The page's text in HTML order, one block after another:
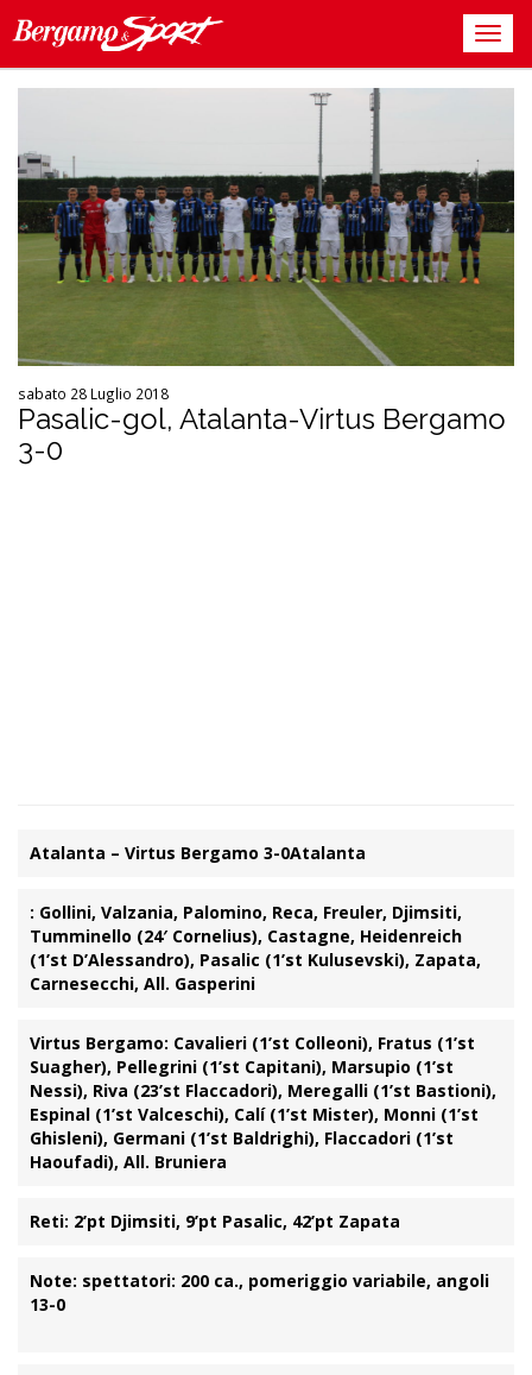
sabato 28 Luglio 2018
Pasalic-gol, Atalanta-Virtus Bergamo
3-0
Atalanta – Virtus Bergamo 3-0Atalanta
: Gollini, Valzania, Palomino, Reca, Freuler, Djimsiti,
Tumminello (24′ Cornelius), Castagne, Heidenreich
(1’st D’Alessandro), Pasalic (1’st Kulusevski), Zapata,
Carnesecchi, All. Gasperini
Virtus Bergamo: Cavalieri (1’st Colleoni), Fratus (1’st
Suagher), Pellegrini (1’st Capitani), Marsupio (1’st
Nessi), Riva (23’st Flaccadori), Meregalli (1’st Bastioni),
Espinal (1’st Valceschi), Calí (1’st Mister), Monni (1’st
Ghisleni), Germani (1’st Baldrighi), Flaccadori (1’st
Haoufadi), All. Bruniera
Reti: 2’pt Djimsiti, 9’pt Pasalic, 42’pt Zapata
Note: spettatori: 200 ca., pomeriggio variabile, angoli
13-0